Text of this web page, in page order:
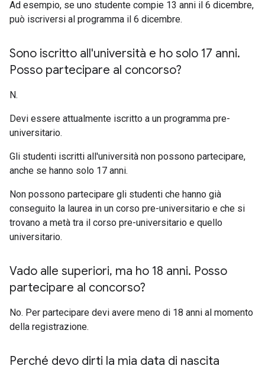
Ad esempio, se uno studente compie 13 anni il 6 dicembre,
può iscriversi al programma il 6 dicembre.
Sono iscritto all'università e ho solo 17 anni.
Posso partecipare al concorso?
N.
Devi essere attualmente iscritto a un programma pre-
universitario.
Gli studenti iscritti all'università non possono partecipare,
anche se hanno solo 17 anni.
Non possono partecipare gli studenti che hanno già
conseguito la laurea in un corso pre-universitario e che si
trovano a metà tra il corso pre-universitario e quello
universitario.
Vado alle superiori, ma ho 18 anni. Posso
partecipare al concorso?
No. Per partecipare devi avere meno di 18 anni al momento
della registrazione.
Perché devo dirti la mia data di nascita